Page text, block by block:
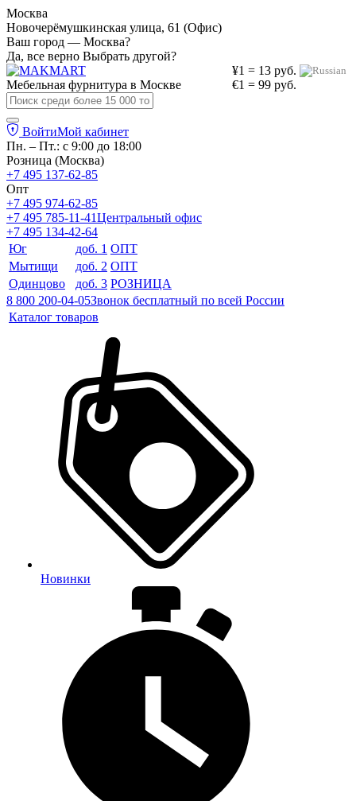
Москва
Новочерёмушкинская улица, 61 (Офис)
Ваш город — Москва?
Да, все верно Выбрать другой?
¥1 = 13 руб.
€1 = 99 руб.
Мебельная фурнитура в Москве
ВойтиМой кабинет
Пн. – Пт.: с 9:00 до 18:00
Розница (Москва)
+7 495 137-62-85
Опт
+7 495 974-62-85
+7 495 785-11-41Центральный офис
+7 495 134-42-64
Юг
доб. 1 ОПТ
Мытищи
доб. 2 ОПТ
Одинцово
доб. 3 РОЗНИЦА
8 800 200-04-05Звонок бесплатный по всей России
Каталог товаров
Новинки